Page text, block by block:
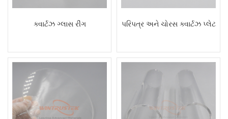
ક્વાર્ટઝ ગ્લાસ રીંગ પરિપત્ર અને ચોરસ ક્વાર્ટઝ પ્લેટ